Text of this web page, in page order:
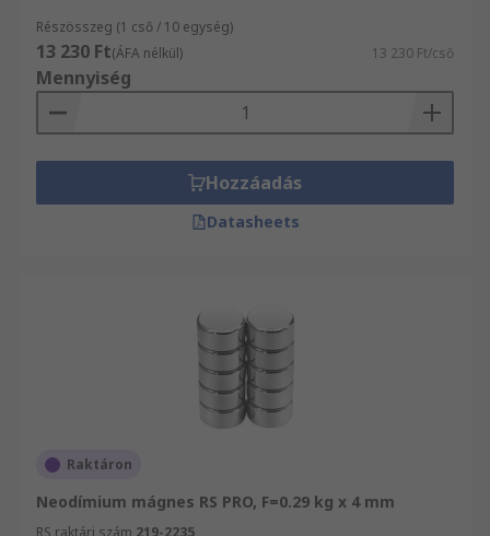
Részösszeg (1 cső / 10 egység)
13 230 Ft(ÁFA nélkül) 13 230 Ft/cső
Mennyiség
Hozzáadás
Datasheets
Raktáron
Neodímium mágnes RS PRO, F=0.29 kg x 4 mm
RS raktári szám 219-2235